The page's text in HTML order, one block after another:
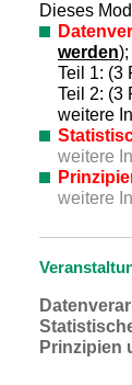
Dieses
werden);
Teil 1: (3
Teil 2: (3
weitere
weitere
weitere
Prinzipien